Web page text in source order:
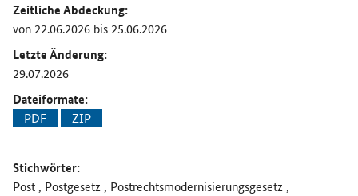
Zeitliche Abdeckung:
von 22.06.2026 bis 25.06.2026
Letzte Änderung:
29.07.2026
Dateiformate:
PDF ZIP
Stichwörter:
Post , Postgesetz , Postrechtsmodernisierungsgesetz ,